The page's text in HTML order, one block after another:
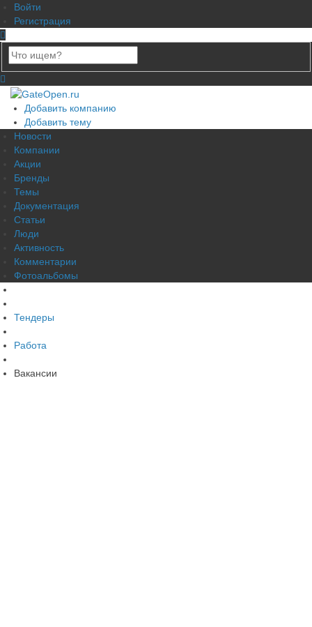
Войти
Регистрация
Добавить компанию
Добавить тему
Новости
Компании
Акции
Бренды
Темы
Документация
Статьи
Люди
Активность
Комментарии
Фотоальбомы
Тендеры
Работа
Вакансии